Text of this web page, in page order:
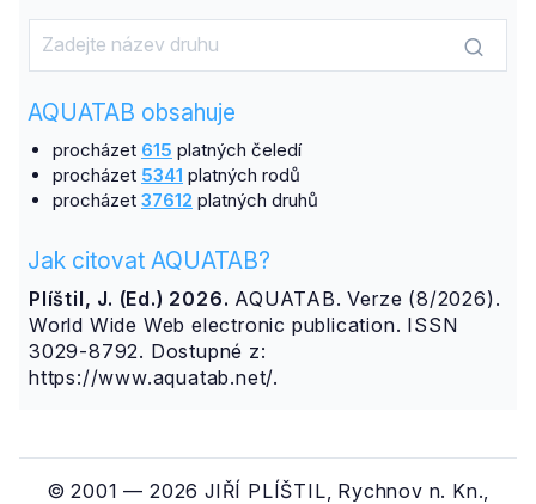
AQUATAB obsahuje
procházet 615 platných čeledí
procházet 5341 platných rodů
procházet 37612 platných druhů
Jak citovat AQUATAB?
Plíštil, J. (Ed.) 2026. AQUATAB. Verze (8/2026).
World Wide Web electronic publication. ISSN
3029-8792. Dostupné z:
https://www.aquatab.net/.
© 2001 — 2026 JIŘÍ PLÍŠTIL, Rychnov n. Kn.,